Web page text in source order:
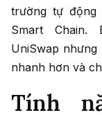
trường tự động
Smart Chain.
UniSwap
nhanh hơn và
Tính